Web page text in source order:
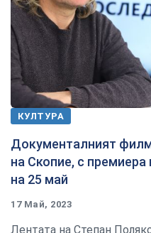
КУЛТУРА
Документалният
на Скопие, с
на 25 май
17 Май, 2023
Лентата на Степан